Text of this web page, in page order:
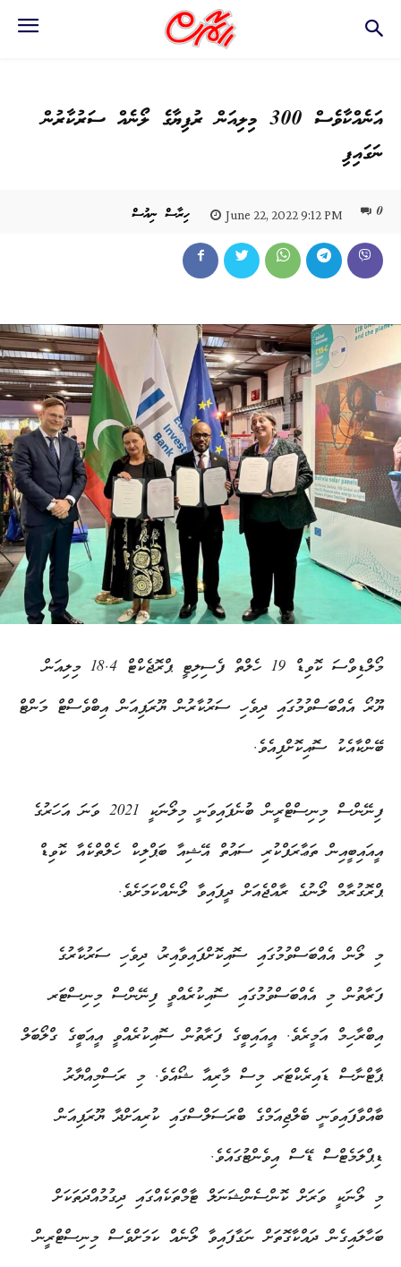
އަނެއްކާވެސް 300 މިލިއަން ރުފިޔާގެ ލޯނެއް ސަރުކާރުން
ނަގައިފި
ހިރާސް ނިއުސް June 22, 2022 9:12 PM 0
މޯލްޑިވްސަ ކޮވިޑް 19 ހެލްތް ފެސިލިޓީ ޕްރޮޖެކްޓް 18.4 މިލިއަން
ޔޫރޯ އެއްބަސްވުމުގައި ދިވެހި ސަރުކާރުން ޔޫރަޕިއަން އިބްވެސްޓް މަންޓް
ބޭންކާއެކު ސޮއިކޮށްފިއެވެ.
ފިނޭންސް މިނިސްޓްރީން ބުނެފައިވަނީ މިލޯނަކީ 2021 ވަނަ އަހަރުގެ
އީއައިބީއިން ތަޢާރަފްކުރި ސައުތް އޭޝިއާ ބަޕްލިކް ހެލްތްކެއާ ކޮވިޑް
ޕްރޮގުރާމް ލޯނުގެ ރާއްޖެއަށް ދީފައިވާ ލޯނެއްކަމަށެވެ.
މި ލޯން އެއްބަސްވުމުގައި ސޮއިކޮށްފައިވާއިރު، ދިވެހި ސަރުކާރުގެ
ފަރާތުން މި އެއްބަސްވުމުގައި ސޮއިކުރެއްވީ ފިނޭންސް މިނިސްޓަރ
އިބްރާހިމް އަމީރެވެ. އީއައިބީގެ ފަރާތުން ސޮއިކުރެއްވީ އީއަބީގެ ގްލޯބަލް
ޕާޓްނާސް ޑައިރެކްޓަރ މިސް މާރިއާ ޝޯއެވެ. މި ރަސްމިއްޔާރު
ބާއްވާފައިވަނީ ބެލްޖިއަމްގެ ބްރަސަލްސްގައި ކުރިއަށްދާ ޔޫރަޕިއަން
ޑިޕްލަމެޓްސް ޑޭސް އިވެންޓުގައެވެ.
މި ލޯނަކީ ވަރަށް ކޮންސެންޝަނަލް ޓާމްތަކެއްގައި ދިގުމުއްދަތަކަށް
ބަހާލައިގެން ދައްކާގޮތަށް ނަގާފައިވާ ލޯނެއް ކަމަށްވެސް މިނިސްޓްރީން